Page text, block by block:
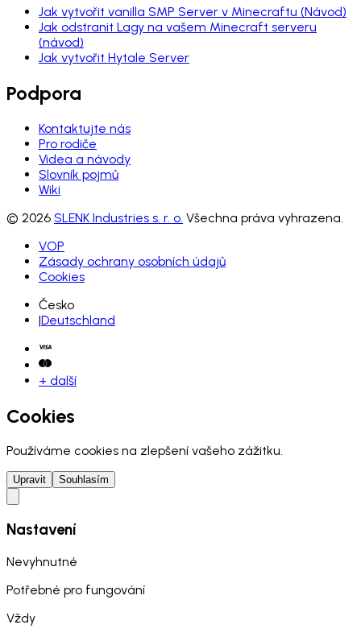
Jak vytvořit vanilla SMP Server v Minecraftu (Návod)
Jak odstranit Lagy na vašem Minecraft serveru
(návod)
Jak vytvořit Hytale Server
Podpora
Kontaktujte nás
Pro rodiče
Videa a návody
Slovník pojmů
Wiki
© 2026 SLENK Industries s. r. o. Všechna práva vyhrazena.
VOP
Zásady ochrany osobních údajů
Cookies
Česko
|Deutschland
+ další
Cookies
Používáme cookies na zlepšení vašeho zážitku.
Upravit Souhlasím
Nastavení
Nevyhnutné
Potřebné pro fungování
Vždy